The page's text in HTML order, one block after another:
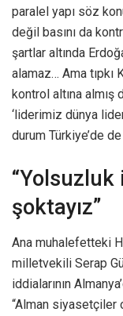
paralel yapı söz
değil basını da
şartlar altında
alamaz… Ama tıpkı
kontrol altına almış
‘liderimiz dünya
durum Türkiye’de
“Yolsuzluk
şoktayız”
Ana muhalefetteki
milletvekili Serap
iddialarının
“Alman siyasetçiler